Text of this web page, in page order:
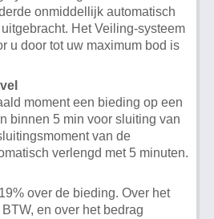
onmiddellijk automatisch
Het Veiling-systeem
u door tot uw maximum bod is
moment een bieding op een
binnen 5 min voor sluiting van
van de
verlengd met 5 minuten.
over de bieding. Over het
en over het bedrag